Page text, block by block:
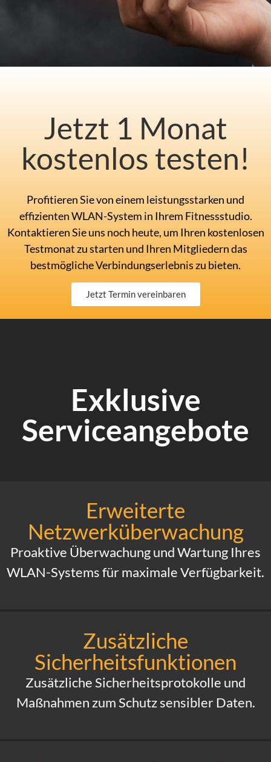
Jetzt 1 Monat
kostenlos testen!
Profitieren Sie von einem leistungsstarken und
effizienten WLAN-System in Ihrem Fitnessstudio.
Kontaktieren Sie uns noch heute, um Ihren kostenlosen
Testmonat zu starten und Ihren Mitgliedern das
bestmögliche Verbindungserlebnis zu bieten.
Jetzt Termin vereinbaren
Exklusive
Serviceangebote
Erweiterte
Netzwerküberwachung
Proaktive Überwachung und Wartung Ihres
WLAN-Systems für maximale Verfügbarkeit.
Zusätzliche
Sicherheitsfunktionen
Zusätzliche Sicherheitsprotokolle und
Maßnahmen zum Schutz sensibler Daten.